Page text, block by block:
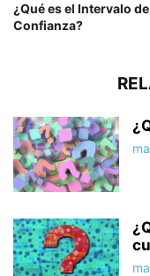
¿Qué es el Intervalo de
Confianza?